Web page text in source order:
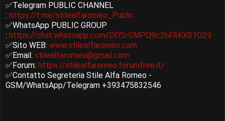
✅Telegram PUBLIC CHANNEL
: https://t.me/stilealfaromeo_Public
✅WhatsApp PUBLIC GROUP
: https://chat.whatsapp.com/Dl72rSMPQ9c2hF8KX81O29
✅Sito WEB: www.stilealfaromeo.com
✅Email: stilealfaromeo@gmail.com
✅Forum: https://stilealfaromeo.forumfree.it/
✅Contatto Segreteria Stile Alfa Romeo -
GSM/WhatsApp/Telegram +393475832546